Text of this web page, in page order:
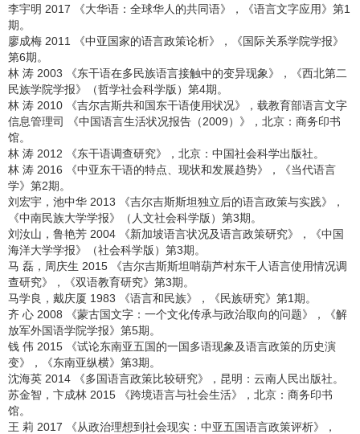
李宇明 2017 《大华语：全球华人的共同语》，《语言文字应用》第1
期。
廖成梅 2011 《中亚国家的语言政策论析》，《国际关系学院学报》
第6期。
林 涛 2003 《东干语在多民族语言接触中的变异现象》，《西北第二
民族学院学报》（哲学社会科学版）第4期。
林 涛 2010 《吉尔吉斯共和国东干语使用状况》，载教育部语言文字
信息管理司 《中国语言生活状况报告（2009）》，北京：商务印书
馆。
林 涛 2012 《东干语调查研究》，北京：中国社会科学出版社。
林 涛 2016 《中亚东干语的特点、现状和发展趋势》，《当代语言
学》第2期。
刘宏宇，池中华 2013 《吉尔吉斯斯坦独立后的语言政策与实践》，
《中南民族大学学报》（人文社会科学版）第3期。
刘汝山，鲁艳芳 2004 《新加坡语言状况及语言政策研究》，《中国
海洋大学学报》（社会科学版）第3期。
马 磊，周庆生 2015 《吉尔吉斯斯坦哨葫芦村东干人语言使用情况调
查研究》，《双语教育研究》第3期。
马学良，戴庆厦 1983 《语言和民族》，《民族研究》第1期。
齐 心 2008 《蒙古国文字：一个文化传承与政治取向的问题》，《解
放军外国语学院学报》第5期。
钱 伟 2015 《试论东南亚五国的一国多语现象及语言政策的历史演
变》，《东南亚纵横》第3期。
沈海英 2014 《多国语言政策比较研究》，昆明：云南人民出版社。
苏金智，卞成林 2015 《跨境语言与社会生活》，北京：商务印书
馆。
王 莉 2017 《从政治理想到社会现实：中亚五国语言政策评析》，